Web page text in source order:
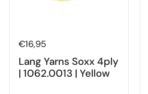
Prijs:
€16,95
Lang Yarns Soxx 4ply
| 1062.0013 | Yellow